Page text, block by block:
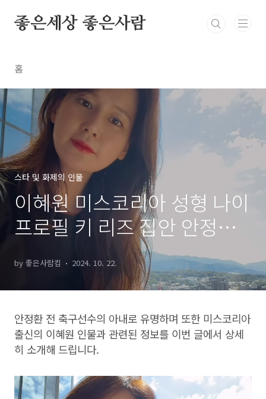
좋은세상 좋은사람
홈
스타 및 화제의 인물
이혜원 미스코리아 성형 나이
프로필 키 리즈 집안 안정환
by 좋은사람킴 2024. 10. 22.
안정환 전 축구선수의 아내로 유명하며 또한 미스코리아
출신의 이혜원 인물과 관련된 정보를 이번 글에서 상세
히 소개해 드립니다.